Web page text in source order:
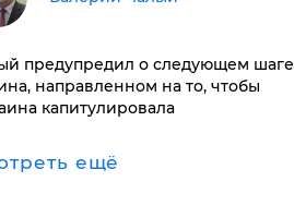
предупредил о следующем шаге
направленном на то, чтобы
капитулировала
ещё